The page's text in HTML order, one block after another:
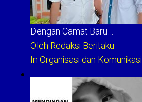
Dengan Camat Baru…
Oleh Redaksi Beritaku
In Organisasi dan Komunikasi